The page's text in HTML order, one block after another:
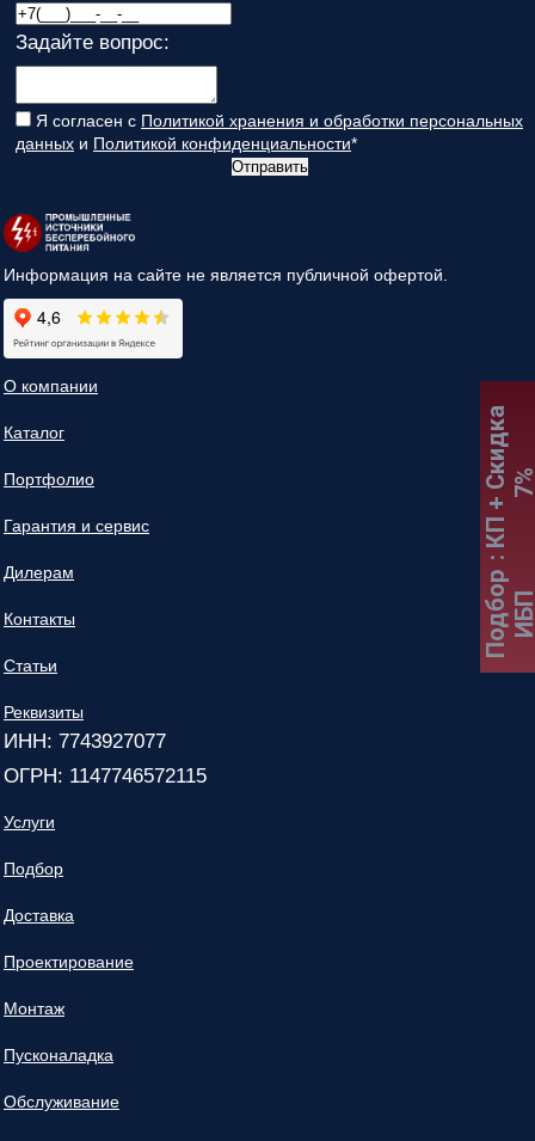
Задайте вопрос:
Я согласен с Политикой хранения и обработки персональных
данных и Политикой конфиденциальности*
Отправить
Информация на сайте не является публичной офертой.
О компании
Каталог
Портфолио
Гарантия и сервис
Дилерам
Контакты
Статьи
Реквизиты
ИНН: 7743927077
ОГРН: 1147746572115
Услуги
Подбор
Доставка
Проектирование
Монтаж
Пусконаладка
Обслуживание
Подбор
:
К
П
+
С
к
и
д
к
а
7